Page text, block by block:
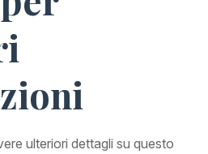
ulteriori dettagli su questo